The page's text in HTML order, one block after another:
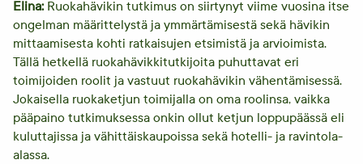
Elina:Ruokahävikin tutkimus on siirtynyt viime vuosina itse
ongelman määrittelystä ja ymmärtämisestä sekä hävikin
mittaamisesta kohti ratkaisujen etsimistä ja arvioimista.
Tällä hetkellä ruokahävikkitutkijoita puhuttavat eri
toimijoiden roolit ja vastuut ruokahävikin vähentämisessä.
Jokaisella ruokaketjun toimijalla on oma roolinsa, vaikka
pääpaino tutkimuksessa onkin ollut ketjun loppupäässä eli
kuluttajissa ja vähittäiskaupoissa sekä hotelli- ja ravintola-
alassa.